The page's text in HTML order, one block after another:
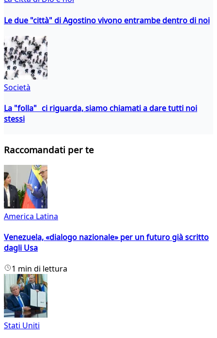
Le due "città" di Agostino vivono entrambe dentro di noi
Società
La "folla" ci riguarda, siamo chiamati a dare tutti noi
stessi
Raccomandati per te
America Latina
Venezuela, «dialogo nazionale» per un futuro già scritto
dagli Usa
1 min di lettura
Stati Uniti